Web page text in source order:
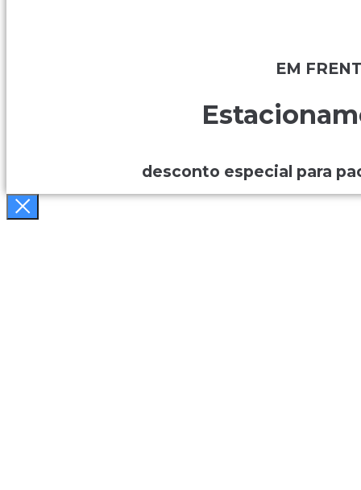
EM
desconto especial para